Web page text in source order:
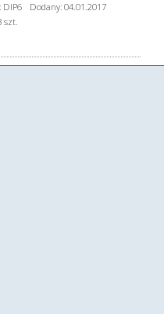
DIP6 Dodany: 04.01.2017
szt.